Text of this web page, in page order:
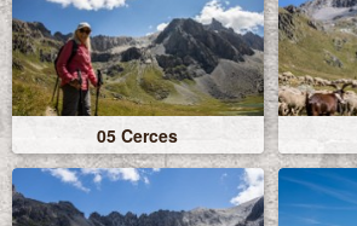
05 Cerces